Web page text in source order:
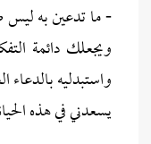
- ما تدعين به
ويجعلك دائمة
واستبدليه
يسعدني في هذه